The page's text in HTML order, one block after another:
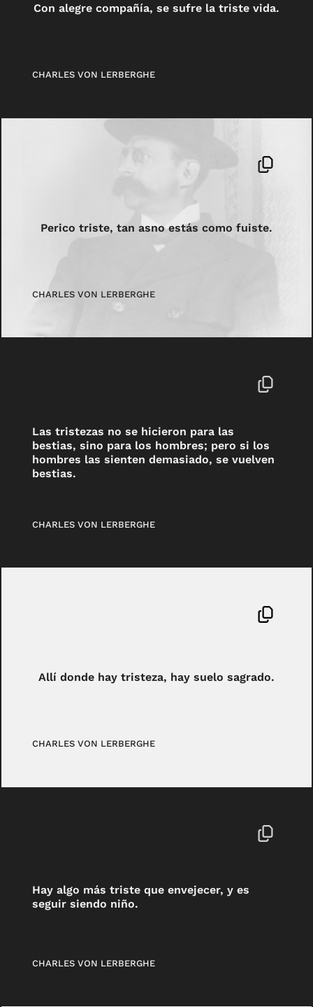
Con alegre compañía, se sufre la triste vida.
CHARLES VON LERBERGHE
Perico triste, tan asno estás como fuiste.
CHARLES VON LERBERGHE
Las tristezas no se hicieron para las
bestias, sino para los hombres; pero si los
hombres las sienten demasiado, se vuelven
bestias.
CHARLES VON LERBERGHE
Allí donde hay tristeza, hay suelo sagrado.
CHARLES VON LERBERGHE
Hay algo más triste que envejecer, y es
seguir siendo niño.
CHARLES VON LERBERGHE